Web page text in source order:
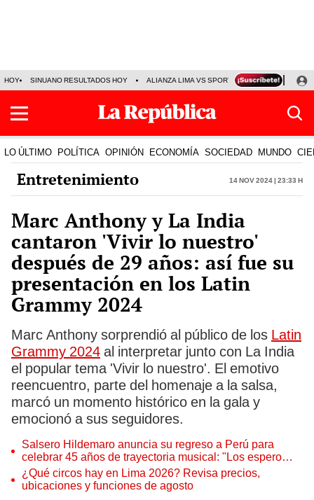
HOY SINUANO RESULTADOS HOY ALIANZA LIMA VS SPORT BOYS JORGE
LO ÚLTIMO POLÍTICA OPINIÓN ECONOMÍA SOCIEDAD MUNDO
Entretenimiento 14 Nov 2024 | 23:33 h
Marc Anthony y La India
cantaron 'Vivir lo nuestro'
después de 29 años: así fue su
presentación en los Latin
Grammy 2024
Marc Anthony sorprendió al público de los Latin
Grammy 2024 al interpretar junto con La India
el popular tema 'Vivir lo nuestro'. El emotivo
reencuentro, parte del homenaje a la salsa,
marcó un momento histórico en la gala y
emocionó a sus seguidores.
Salsero Hildemaro anuncia su regreso a Perú para
celebrar 45 años de trayectoria musical: "Los espero
para cantar con todos ustedes”
¿Qué circos hay en Lima 2026? Revisa precios,
ubicaciones y funciones de agosto